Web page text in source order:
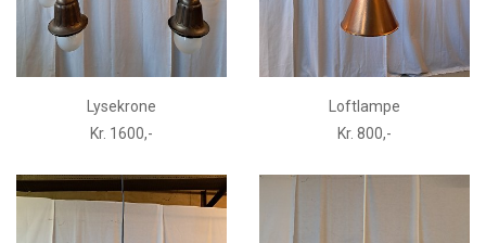
Lysekrone
Kr. 1600,-
Loftlampe
Kr. 800,-